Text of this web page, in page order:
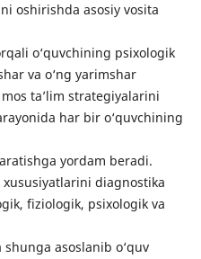
oshirishda asosiy vosita
o‘quvchining psixologik
va o‘ng yarimshar
ta’lim strategiyalarini
har bir o‘quvchining
yordam beradi.
diagnostika
fiziologik, psixologik va
asoslanib o‘quv